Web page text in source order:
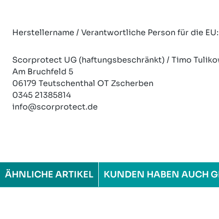
Herstellername / Verantwortliche Person für die EU:
Scorprotect UG (haftungsbeschränkt) / Timo
Am Bruchfeld 5
06179 Teutschenthal OT Zscherben
0345 21385814
info@scorprotect.de
ÄHNLICHE ARTIKEL KUNDEN HABEN AUCH